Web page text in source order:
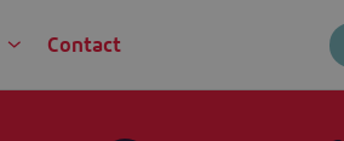
Contact